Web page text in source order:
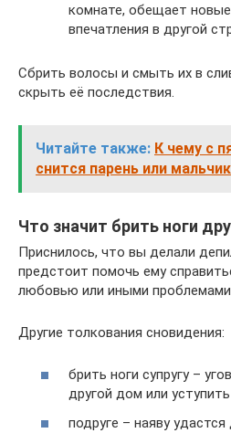
комнате, обещает
впечатления в другой
Сбрить волосы и смыть их в
скрыть её последствия.
Читайте также: К чему с
снится парень или мальчик
Что значит брить ноги
Приснилось, что вы делали
предстоит помочь ему
любовью или иными проблемами
Другие толкования сновидения:
брить ноги супругу –
другой дом или
подруге – наяву